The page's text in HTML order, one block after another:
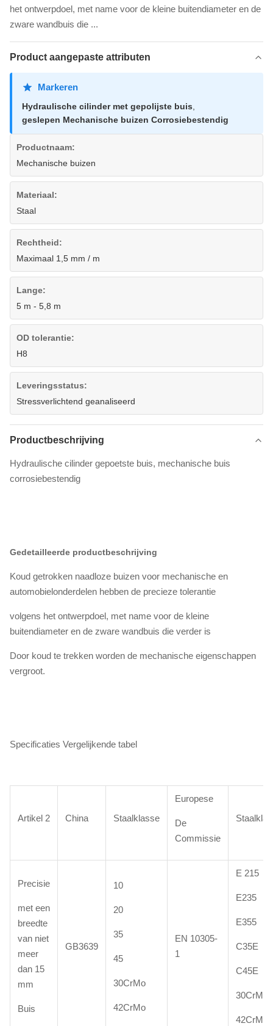
het ontwerpdoel, met name voor de kleine buitendiameter en de
zware wandbuis die ...
Product aangepaste attributen
Markeren
Hydraulische cilinder met gepolijste buis,
geslepen Mechanische buizen Corrosiebestendig
Productnaam:
Mechanische buizen
Materiaal:
Staal
Rechtheid:
Maximaal 1,5 mm / m
Lange:
5 m - 5,8 m
OD tolerantie:
H8
Leveringsstatus:
Stressverlichtend geanaliseerd
Productbeschrijving
Hydraulische cilinder gepoetste buis, mechanische buis
corrosiebestendig
Gedetailleerde productbeschrijving
Koud getrokken naadloze buizen voor mechanische en
automobielonderdelen hebben de precieze tolerantie
volgens het ontwerpdoel, met name voor de kleine
buitendiameter en de zware wandbuis die verder is
Door koud te trekken worden de mechanische eigenschappen
vergroot.
Specificaties Vergelijkende tabel
Artikel 2 China Staalklasse
Europese
De
Commissie
Precisie
met een
breedte
van niet
meer
dan 15
mm
Buis
GB3639
10
20
35
45
30CrMo
42CrMo
EN 10305-
1
E 215
E235
E355
C35E
C45E
30CrMo4
42CrMo4